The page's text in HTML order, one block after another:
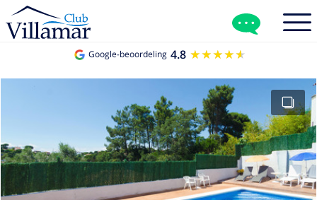
Google-beoordeling 4.8 ★★★★★
★★★★★